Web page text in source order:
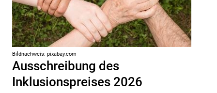
Bildnachweis: pixabay.com
Ausschreibung des
Inklusionspreises 2026